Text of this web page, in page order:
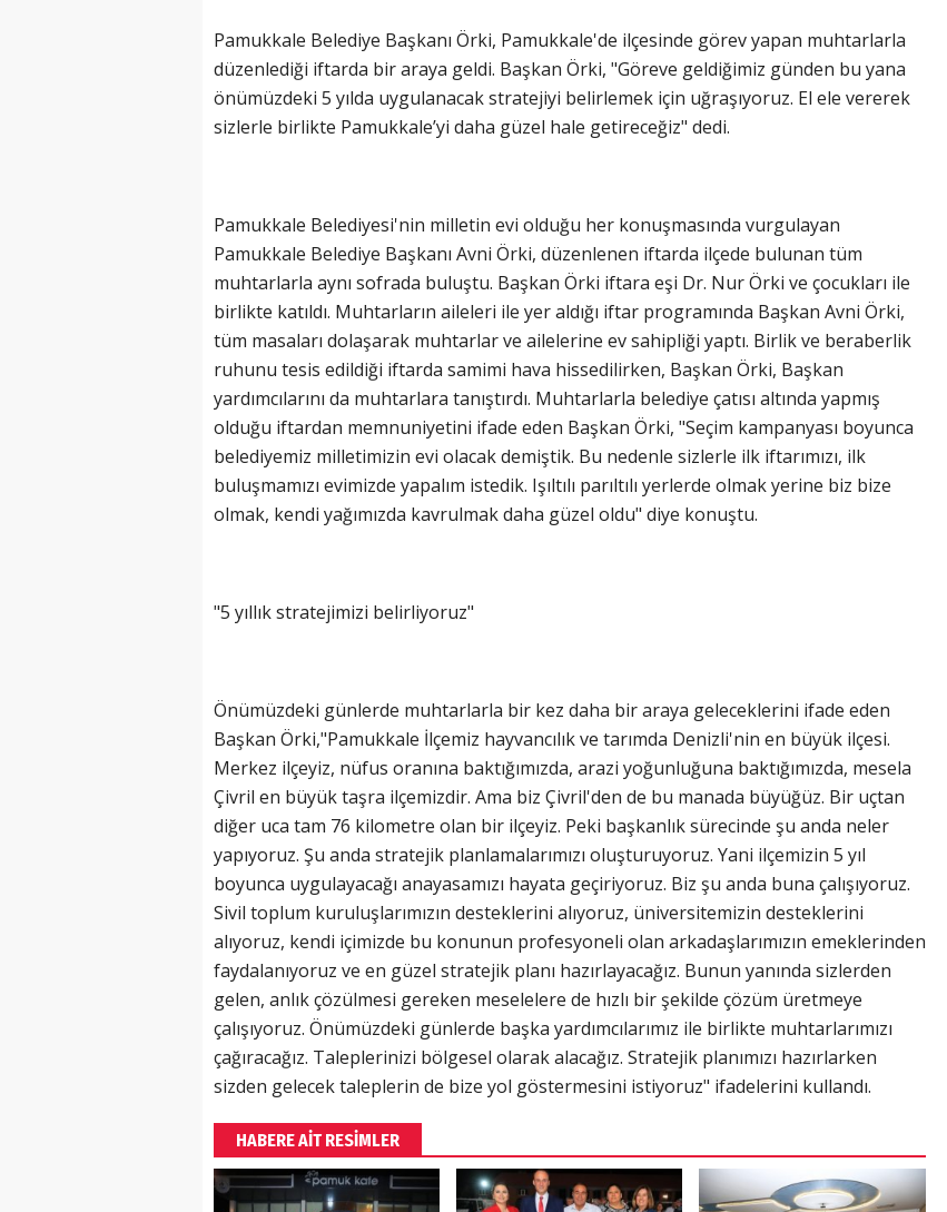
Pamukkale Belediye Başkanı Örki, Pamukkale'de ilçesinde görev yapan muhtarlarla
düzenlediği iftarda bir araya geldi. Başkan Örki, "Göreve geldiğimiz günden bu yana
önümüzdeki 5 yılda uygulanacak stratejiyi belirlemek için uğraşıyoruz. El ele vererek
sizlerle birlikte Pamukkale’yi daha güzel hale getireceğiz" dedi.
Pamukkale Belediyesi'nin milletin evi olduğu her konuşmasında vurgulayan
Pamukkale Belediye Başkanı Avni Örki, düzenlenen iftarda ilçede bulunan tüm
muhtarlarla aynı sofrada buluştu. Başkan Örki iftara eşi Dr. Nur Örki ve çocukları ile
birlikte katıldı. Muhtarların aileleri ile yer aldığı iftar programında Başkan Avni Örki,
tüm masaları dolaşarak muhtarlar ve ailelerine ev sahipliği yaptı. Birlik ve beraberlik
ruhunu tesis edildiği iftarda samimi hava hissedilirken, Başkan Örki, Başkan
yardımcılarını da muhtarlara tanıştırdı. Muhtarlarla belediye çatısı altında yapmış
olduğu iftardan memnuniyetini ifade eden Başkan Örki, "Seçim kampanyası boyunca
belediyemiz milletimizin evi olacak demiştik. Bu nedenle sizlerle ilk iftarımızı, ilk
buluşmamızı evimizde yapalım istedik. Işıltılı parıltılı yerlerde olmak yerine biz bize
olmak, kendi yağımızda kavrulmak daha güzel oldu" diye konuştu.
"5 yıllık stratejimizi belirliyoruz"
Önümüzdeki günlerde muhtarlarla bir kez daha bir araya geleceklerini ifade eden
Başkan Örki,"Pamukkale İlçemiz hayvancılık ve tarımda Denizli'nin en büyük ilçesi.
Merkez ilçeyiz, nüfus oranına baktığımızda, arazi yoğunluğuna baktığımızda, mesela
Çivril en büyük taşra ilçemizdir. Ama biz Çivril'den de bu manada büyüğüz. Bir uçtan
diğer uca tam 76 kilometre olan bir ilçeyiz. Peki başkanlık sürecinde şu anda neler
yapıyoruz. Şu anda stratejik planlamalarımızı oluşturuyoruz. Yani ilçemizin 5 yıl
boyunca uygulayacağı anayasamızı hayata geçiriyoruz. Biz şu anda buna çalışıyoruz.
Sivil toplum kuruluşlarımızın desteklerini alıyoruz, üniversitemizin desteklerini
alıyoruz, kendi içimizde bu konunun profesyoneli olan arkadaşlarımızın emeklerinden
faydalanıyoruz ve en güzel stratejik planı hazırlayacağız. Bunun yanında sizlerden
gelen, anlık çözülmesi gereken meselelere de hızlı bir şekilde çözüm üretmeye
çalışıyoruz. Önümüzdeki günlerde başka yardımcılarımız ile birlikte muhtarlarımızı
çağıracağız. Taleplerinizi bölgesel olarak alacağız. Stratejik planımızı hazırlarken
sizden gelecek taleplerin de bize yol göstermesini istiyoruz" ifadelerini kullandı.
HABERE AİT RESİMLER
Balık Burcunun 07.08.2026 Günlük Yorumu